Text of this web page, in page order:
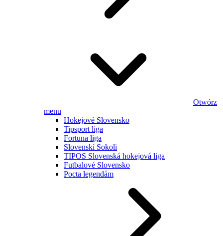
Otwórz
menu
Hokejové Slovensko
Tipsport liga
Fortuna liga
Slovenskí Sokoli
TIPOS Slovenská hokejová liga
Futbalové Slovensko
Pocta legendám